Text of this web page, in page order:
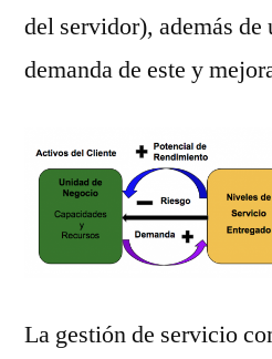
del servidor), además de
demanda de este y
La gestión de servicio